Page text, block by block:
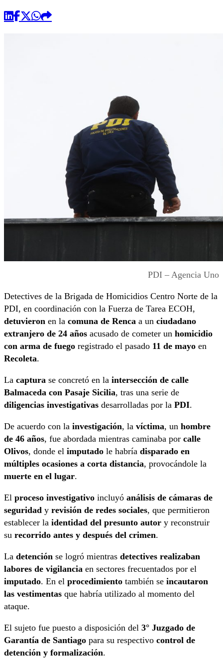
PDI – Agencia Uno
Detectives de la Brigada de Homicidios Centro Norte de la
PDI, en coordinación con la Fuerza de Tarea ECOH,
detuvieron en la comuna de Renca a un ciudadano
extranjero de 24 años acusado de cometer un homicidio
con arma de fuego registrado el pasado 11 de mayo en
Recoleta.
La captura se concretó en la intersección de calle
Balmaceda con Pasaje Sicilia, tras una serie de
diligencias investigativas desarrolladas por la PDI.
De acuerdo con la investigación, la víctima, un hombre
de 46 años, fue abordada mientras caminaba por calle
Olivos, donde el imputado le habría disparado en
múltiples ocasiones a corta distancia, provocándole la
muerte en el lugar.
El proceso investigativo incluyó análisis de cámaras de
seguridad y revisión de redes sociales, que permitieron
establecer la identidad del presunto autor y reconstruir
su recorrido antes y después del crimen.
La detención se logró mientras detectives realizaban
labores de vigilancia en sectores frecuentados por el
imputado. En el procedimiento también se incautaron
las vestimentas que habría utilizado al momento del
ataque.
El sujeto fue puesto a disposición del 3° Juzgado de
Garantía de Santiago para su respectivo control de
detención y formalización.